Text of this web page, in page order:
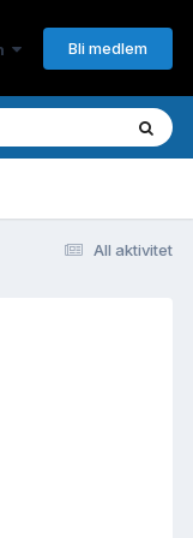
Bli medlem
All aktivitet